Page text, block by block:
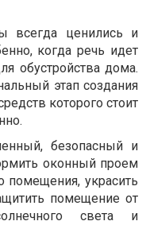
всегда ценились и
когда речь идет
обустройства дома.
этап создания
которого стоит
безопасный и
оконный проем
помещения, украсить
помещение от
света и